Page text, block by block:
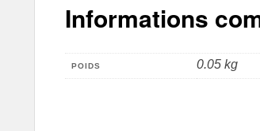
Informations
POIDS 0.05 kg